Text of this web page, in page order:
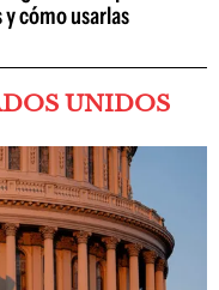
cómo usarlas
UNIDOS